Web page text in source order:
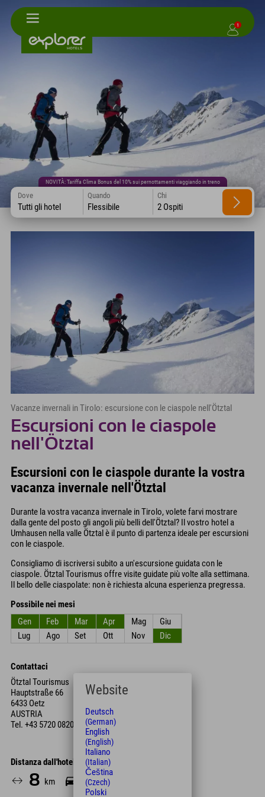
1
NOVITÀ: Tariffa Clima Bonus del 10% sui pernottamenti viaggiando in treno
Dove
Tutti gli hotel
Quando
Flessibile
Chi
2 Ospiti
Vacanze invernali in Tirolo: escursione con le ciaspole nell'Ötztal
Escursioni con le ciaspole
nell'Ötztal
Escursioni con le ciaspole durante la vostra
vacanza invernale nell'Ötztal
Durante la vostra vacanza invernale in Tirolo, volete farvi mostrare
dalla gente del posto gli angoli più belli dell'Ötztal? Il vostro hotel a
Umhausen nella valle Ötztal è il punto di partenza ideale per escursioni
con le ciaspole.
Consigliamo di iscriversi subito a un'escursione guidata con le
ciaspole. Ötztal Tourismus offre visite guidate più volte alla settimana.
Il bello delle ciaspolate: non è richiesta alcuna esperienza pregressa.
Possibile nei mesi
Gen
Feb Mar Apr Mag
Giu
Lug
Ago Set Ott Nov Dic
Contattaci
Ötztal Tourismus
Hauptstraße 66
6433 Oetz
AUSTRIA
Tel. +43 5720 0820
Distanza dall'hotel
8 km 10 Min.
Website
Deutsch
(German)
English
(English)
Italiano
(Italian)
Čeština
(Czech)
Polski